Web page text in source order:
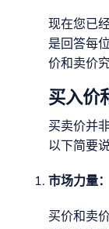
现在您已
是回答每
价和卖价
买入价
买卖价并
以下简要
市场力量：
买价和卖